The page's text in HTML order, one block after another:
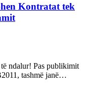
Kontratat tek
ndalur! Pas publikimit
tashmë janë…